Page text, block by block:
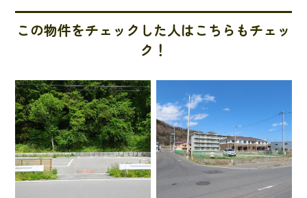
この物件をチェックした人はこちらもチェッ
ク！